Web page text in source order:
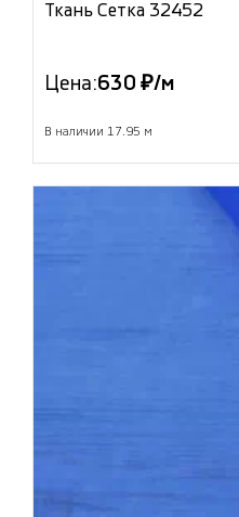
Ткань Сетка 32452
Цена:630 ₽/м
В наличии 17.95 м